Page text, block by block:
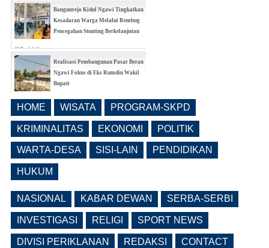
Bangunrejo Kidul Ngawi Tingkatkan
Kesadaran Warga Melalui Rembug
Pencegahan Stunting Berkelanjutan
(0 Reply(s))
Realisasi Pembangunan Pasar Beran
Ngawi Fokus di Eks Rumdin Wakil
Bupati
Buka Seleksi Direktur PDAM Definitif
(0 Reply(s))
HOME WISATA PROGRAM-SKPD
KRIMINALITAS EKONOMI POLITIK
WARTA-DESA SISI-LAIN PENDIDIKAN
HUKUM
NASIONAL KABAR DEWAN SERBA-SERBI
INVESTIGASI RELIGI SPORT NEWS
DIVISI PERIKLANAN REDAKSI CONTACT